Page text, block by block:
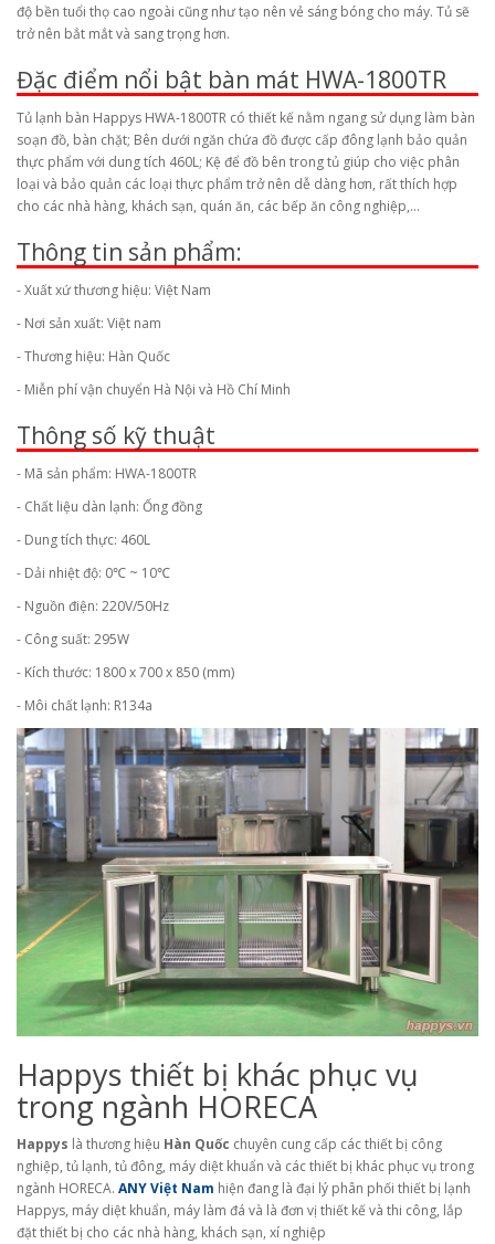
độ bền tuổi thọ cao ngoài cũng như tạo nên vẻ sáng bóng cho máy. Tủ sẽ
trở nên bắt mắt và sang trọng hơn.
Đặc điểm nổi bật bàn mát HWA-1800TR
Tủ lạnh bàn Happys HWA-1800TR có thiết kế nằm ngang sử dụng làm bàn
soạn đồ, bàn chặt; Bên dưới ngăn chứa đồ được cấp đông lạnh bảo quản
thực phẩm với dung tích 460L; Kệ để đồ bên trong tủ giúp cho việc phân
loại và bảo quản các loại thực phẩm trở nên dễ dàng hơn, rất thích hợp
cho các nhà hàng, khách sạn, quán ăn, các bếp ăn công nghiệp,…
Thông tin sản phẩm:
- Xuất xứ thương hiệu: Việt Nam
- Nơi sản xuất: Việt nam
- Thương hiệu: Hàn Quốc
- Miễn phí vận chuyển Hà Nội và Hồ Chí Minh
Thông số kỹ thuật
- Mã sản phẩm: HWA-1800TR
- Chất liệu dàn lạnh: Ống đồng
- Dung tích thực: 460L
- Dải nhiệt độ: 0℃ ~ 10℃
- Nguồn điện: 220V/50Hz
- Công suất: 295W
- Kích thước: 1800 x 700 x 850 (mm)
- Môi chất lạnh: R134a
Happys thiết bị khác phục vụ
trong ngành HORECA
Happys là thương hiệu Hàn Quốc chuyên cung cấp các thiết bị công
nghiệp, tủ lạnh, tủ đông, máy diệt khuẩn và các thiết bị khác phục vụ trong
ngành HORECA. ANY Việt Nam hiện đang là đại lý phân phối thiết bị lạnh
Happys, máy diệt khuẩn, máy làm đá và là đơn vị thiết kế và thi công, lắp
đặt thiết bị cho các nhà hàng, khách sạn, xí nghiệp